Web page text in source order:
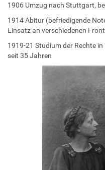
1906 Umzug nach Stuttgart,
1914 Abitur (befriedigende
Einsatz an verschiedenen
1919-21 Studium der Rechte
seit 35 Jahren